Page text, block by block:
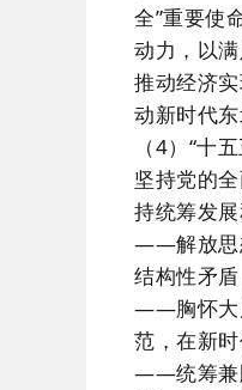
全”重要使
动力，以
推动经济
动新时代
（4）“十
坚持党的
持统筹发
——解放思
结构性矛
——胸怀大
范，在新
——统筹兼